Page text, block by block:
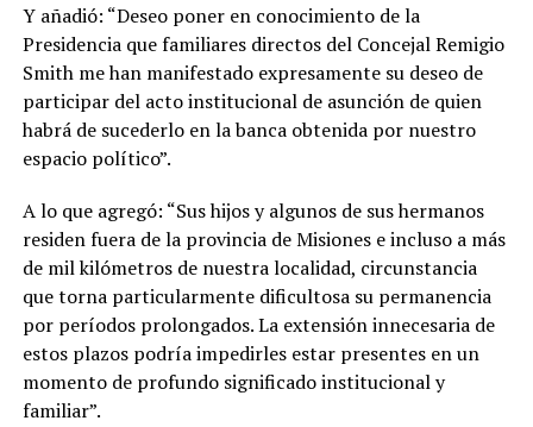
Y añadió: “Deseo poner en conocimiento de la
Presidencia que familiares directos del Concejal Remigio
Smith me han manifestado expresamente su deseo de
participar del acto institucional de asunción de quien
habrá de sucederlo en la banca obtenida por nuestro
espacio político”.
A lo que agregó: “Sus hijos y algunos de sus hermanos
residen fuera de la provincia de Misiones e incluso a más
de mil kilómetros de nuestra localidad, circunstancia
que torna particularmente dificultosa su permanencia
por períodos prolongados. La extensión innecesaria de
estos plazos podría impedirles estar presentes en un
momento de profundo significado institucional y
familiar”.